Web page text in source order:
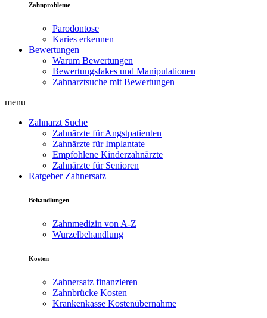
Zahnprobleme
Parodontose
Karies erkennen
Bewertungen
Warum Bewertungen
Bewertungsfakes und Manipulationen
Zahnarztsuche mit Bewertungen
menu
Zahnarzt Suche
Zahnärzte für Angstpatienten
Zahnärzte für Implantate
Empfohlene Kinderzahnärzte
Zahnärzte für Senioren
Ratgeber Zahnersatz
Behandlungen
Zahnmedizin von A-Z
Wurzelbehandlung
Kosten
Zahnersatz finanzieren
Zahnbrücke Kosten
Krankenkasse Kostenübernahme